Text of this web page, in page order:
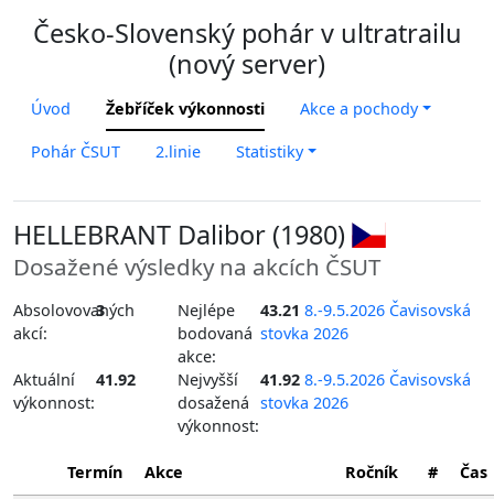
Česko-Slovenský pohár v ultratrailu
(nový server)
Úvod Žebříček výkonnosti Akce a pochody
Pohár ČSUT 2.linie Statistiky
HELLEBRANT Dalibor (1980)
Dosažené výsledky na akcích ČSUT
Absolovovaných
akcí:
3
Nejlépe
bodovaná
akce:
43.21 8.-9.5.2026 Čavisovská
stovka 2026
Aktuální
výkonnost:
41.92
Nejvyšší
dosažená
výkonnost:
41.92 8.-9.5.2026 Čavisovská
stovka 2026
Termín Akce Ročník # Čas